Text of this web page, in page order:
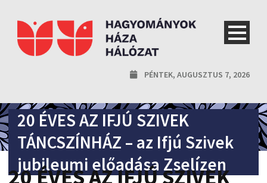
PÉNTEK, AUGUSZTUS 7, 2026
20 ÉVES AZ IFJÚ SZIVEK
TÁNCSZÍNHÁZ – az Ifjú Szivek
jubileumi előadása Zselízen
20 ÉVES AZ IFJÚ SZIVEK